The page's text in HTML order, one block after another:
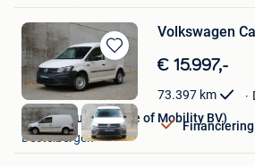
Bewaren
in
Mijn
Favorieten
Volkswagen
€ 15.997,-
73.397 km
Debersaques (House of Mobility BV)
Destelbergen